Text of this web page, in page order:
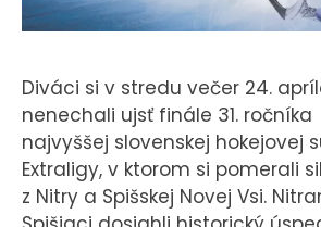
Diváci si v stredu večer 24.
nenechali ujsť finále 31. ročníka
najvyššej slovenskej hokejovej
Extraligy, v ktorom si pomerali
z Nitry a Spišskej Novej Vsi.